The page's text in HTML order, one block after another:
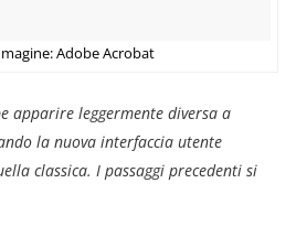
Adobe Acrobat
apparire leggermente diversa a
la nuova interfaccia utente
classica. I passaggi precedenti si